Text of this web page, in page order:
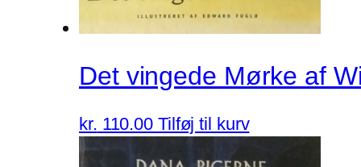
Det vingede Mørke af
kr. 110.00 Tilføj til kurv